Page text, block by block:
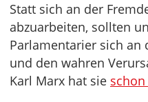
Statt sich an der
abzuarbeiten, sollten
Parlamentarier sich an
und den wahren
Karl Marx hat sie